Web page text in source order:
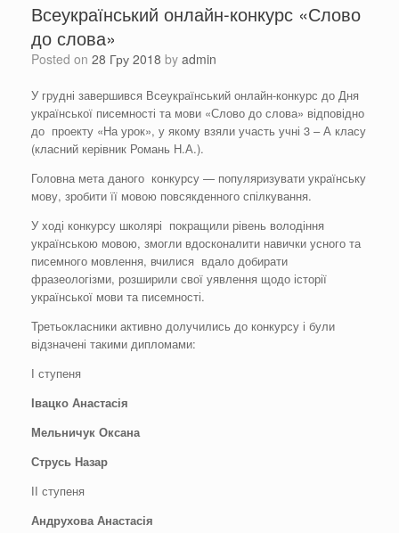
Всеукраїнський онлайн-конкурс «Слово
до слова»
Posted on 28 Гру 2018 by admin
У грудні завершився Всеукраїнський онлайн-конкурс до Дня
української писемності та мови «Слово до слова» відповідно
до проекту «На урок», у якому взяли участь учні 3 – А класу
(класний керівник Романь Н.А.).
Головна мета даного конкурсу — популяризувати українську
мову, зробити її мовою повсякденного спілкування.
У ході конкурсу школярі покращили рівень володіння
українською мовою, змогли вдосконалити навички усного та
писемного мовлення, вчилися вдало добирати
фразеологізми, розширили свої уявлення щодо історії
української мови та писемності.
Третьокласники активно долучились до конкурсу і були
відзначені такими дипломами:
І ступеня
Івацко Анастасія
Мельничук Оксана
Струсь Назар
ІІ ступеня
Андрухова Анастасія